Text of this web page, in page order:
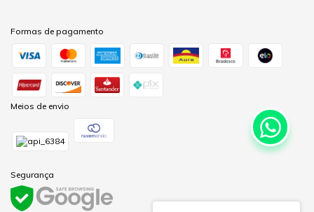
Formas de pagamento
Meios de envio
Segurança